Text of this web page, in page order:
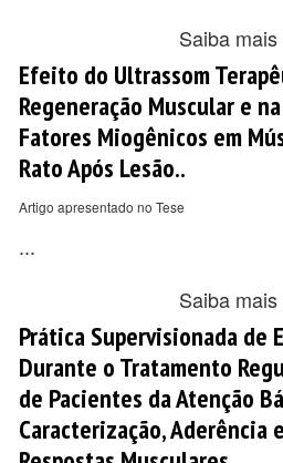
Saiba
Efeito do Ultrassom
Regeneração Muscular e
Fatores Miogênicos em
Rato Após Lesão..
Artigo apresentado no Tese
...
Saiba
Prática Supervisionada de
Durante o Tratamento
de Pacientes da Atenção
Caracterização, Aderência